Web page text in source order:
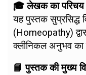
🎓 लेखक का
यह पुस्तक सुप्रसिद्ध
(Homeopathy)
क्लीनिकल अनुभव का
📘 पुस्तक की मुख्य